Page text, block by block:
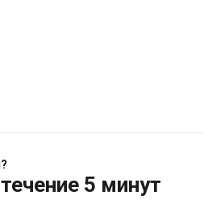
5 минут